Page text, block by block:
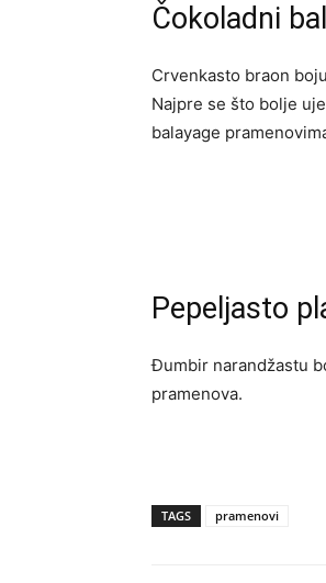
Čokoladni
Crvenkasto braon
Najpre se što bolje
balayage
Pepeljasto
Đumbir narandžastu
pramenova.
TAGS pramenovi